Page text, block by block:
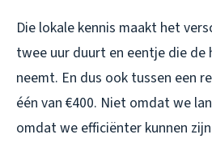
Die lokale kennis maakt het
twee uur duurt en eentje die de
neemt. En dus ook tussen een
één van €400. Niet omdat we
omdat we efficiënter kunnen